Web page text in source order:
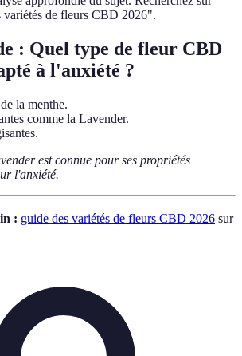
de fleurs CBD 2026".
: Quel type de fleur CBD
à l'anxiété ?
la menthe.
comme la Lavender.
est connue pour ses propriétés
l'anxiété.
: guide des variétés de fleurs CBD 2026 sur